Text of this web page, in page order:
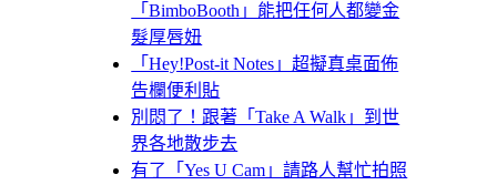
「BimboBooth」能把任何人都變金
髮厚唇妞
「Hey!Post-it Notes」超擬真桌面佈
告欄便利貼
別悶了！跟著「Take A Walk」到世
界各地散步去
有了「Yes U Cam」請路人幫忙拍照